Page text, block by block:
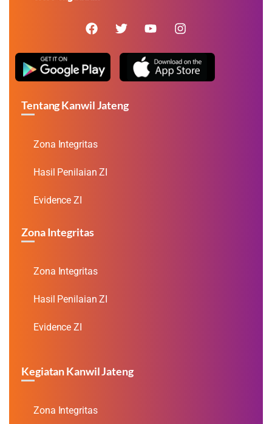
Tentang Kanwil Jateng
Zona Integritas
Hasil Penilaian ZI
Evidence ZI
Zona Integritas
Zona Integritas
Hasil Penilaian ZI
Evidence ZI
Kegiatan Kanwil Jateng
Zona Integritas